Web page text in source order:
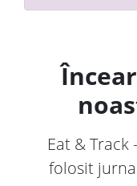
Eat &
folosit